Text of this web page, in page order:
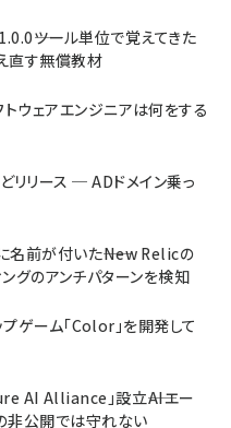
ツール単位で覚えてきた
直す無償教材
ウェアエンジニアは何をする
リリース ─ ADドメイン乗っ
名前が付いた――New Relicの
グのアンチパターンを検知
プゲーム「Color」を開発して
AI Alliance」設立――AIエー
非公開では守れない